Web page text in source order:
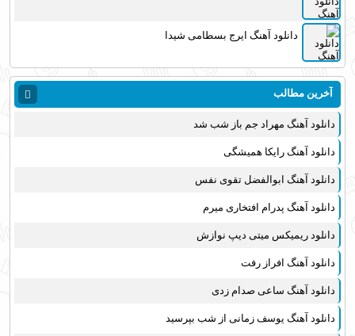
دانلود آهنگ ایرج بسطامی شیدا
آخرین مطالب
دانلود آهنگ مهراد جم باز شب شد
دانلود آهنگ رایکا همیشگی
دانلود آهنگ ابوالفضل تقوی نفس
دانلود آهنگ پدرام افتخاری میرم
دانلود ریمیکس میتی دیپ نوازش
دانلود آهنگ افراز رفت
دانلود آهنگ ساعی صدام زدی
دانلود آهنگ یوسف زمانی از شب بپرسید